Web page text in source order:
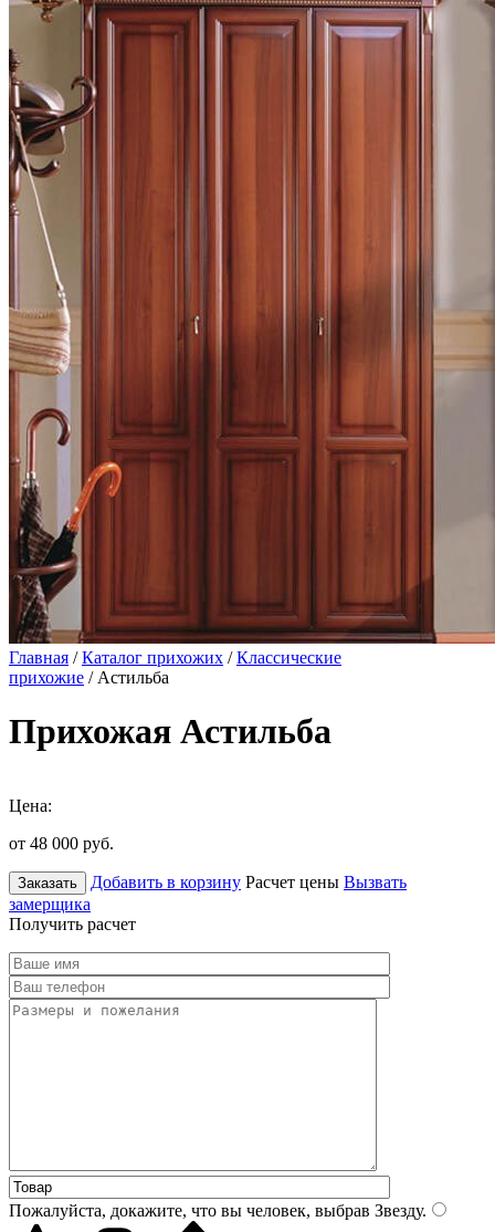
Главная /Каталог прихожих /Классические
прихожие / Астильба
Прихожая Астильба
Цена:
от 48 000 руб.
Заказать Добавить в корзину Расчет цены Вызвать
замерщика
Получить расчет
Пожалуйста, докажите, что вы человек, выбрав Звезду.